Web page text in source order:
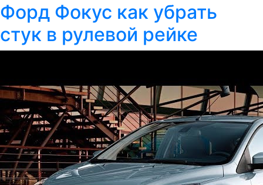
Форд Фокус как убрать
стук в рулевой рейке